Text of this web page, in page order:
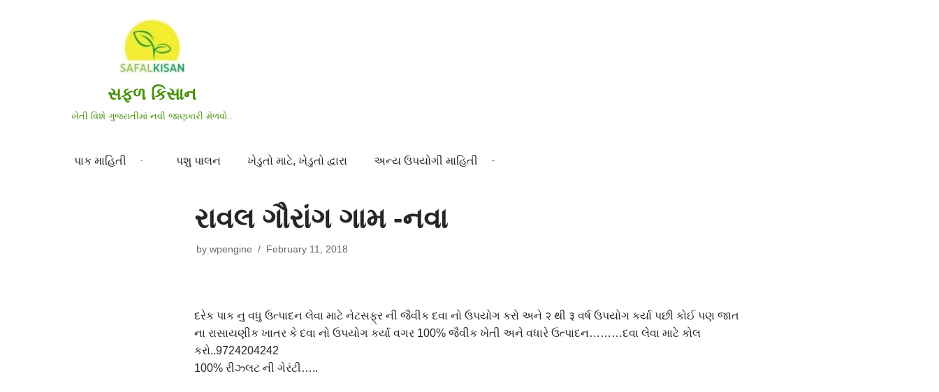
સફળ કિસાન
ખેતી વિશે ગુજરાતીમાં નવી જાણકારી મેળવો..
પાક માહિતી પશુ પાલન ખેડુતો માટે, ખેડુતો દ્વારા અન્ય ઉપયોગી માહિતી
રાવલ ગૌરાંગ ગામ -નવા
by wpengine February 11, 2018
દરેક પાક નુ વધુ ઉત્પાદન લેવા માટે નેટસફ્ર ની જૈવીક દવા નો ઉપયોગ કરો અને २ થી ३ વર્ષ ઉપયોગ કર્યા પછી કોઈ પણ જાત
ના રાસાયણીક ખાતર કે દવા નો ઉપયોગ કર્યા વગર 100% જૈવીક ખેતી અને વધારે ઉત્પાદન………દવા લેવા માટે કોલ
કરો..9724204242
100% રીઝ્લટ ની ગેરંટી…..